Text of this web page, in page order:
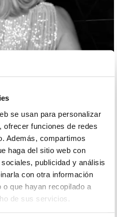
se usan para personalizar
ofrecer funciones de redes
Además, compartimos
haga del sitio web con
publicidad y análisis
con otra información
que hayan recopilado a
de sus servicios.